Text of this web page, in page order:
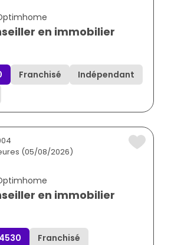
en immobilier
Franchisé
Indépendant
(05/08/2026)
en immobilier
Franchisé